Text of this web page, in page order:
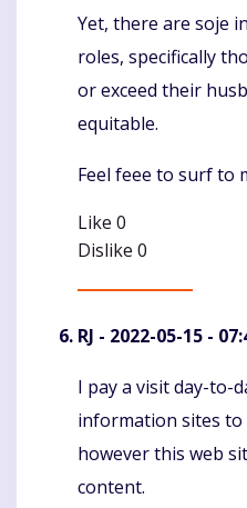
Komentaras
Yet, there are soje
roles, specifically
or exceed their
equitable.
Feel feee to surf to
Like 0
Dislike 0
RJ - 2022-05-15 -
Komentaras
I pay a visit day-to-
information sites to
however this web
content.